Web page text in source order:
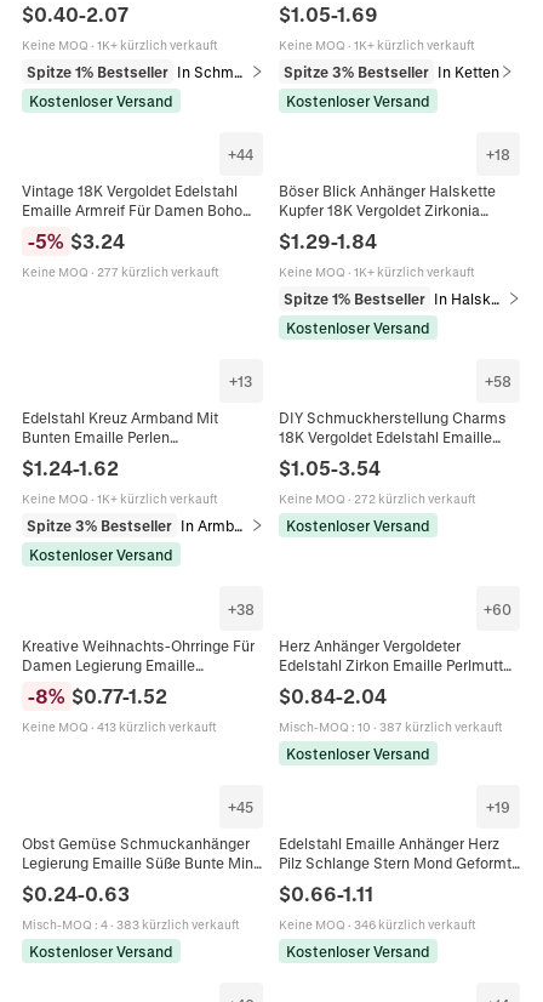
Accessoire
$0.40-2.07
Keine MOQ · 1K+ kürzlich verkauft
Spitze 1% Bestseller
Kostenloser Versand
Halskette Armband
Handgefertigtes Zubehör
$1.05-1.69
Keine MOQ · 1K+ kürzlich verkauft
Spitze 3% Bestseller In Ketten
Kostenloser Versand
+44
Vintage 18K Vergoldet Edelstahl
Emaille Armreif Für Damen Boho
Bunte Bemalte Blumenmuster
Klapparmreif Schmuck
-5% $3.24
Keine MOQ · 277 kürzlich verkauft
+18
Böser Blick Anhänger Halskette
Kupfer 18K Vergoldet Zirkonia
Emaille Böhmischer Ethno
Schmuck Für Damen
$1.29-1.84
Keine MOQ · 1K+ kürzlich verkauft
Spitze 1% Bestseller
In Halsketten
Kostenloser Versand
+13
Edelstahl Kreuz Armband Mit
Bunten Emaille Perlen
Minimalistischer Religiöser
Schmuck Für Frauen Verstellbar
$1.24-1.62
Keine MOQ · 1K+ kürzlich verkauft
Spitze 3% Bestseller
In Armbänder
Kostenloser Versand
+58
DIY Schmuckherstellung Charms
18K Vergoldet Edelstahl Emaille
Kristall Frucht Herz Kreuz
Wasserdicht Hypoallergen
$1.05-3.54
Keine MOQ · 272 kürzlich verkauft
Kostenloser Versand
+38
Kreative Weihnachts-Ohrringe Für
Damen Legierung Emaille
Weihnachtsmann Schneemann
Lebkuchenmann Rentier Festliche
Hängeohrringe Schmuck
-8% $0.77-1.52
Keine MOQ · 413 kürzlich verkauft
+60
Herz Anhänger Vergoldeter
Edelstahl Zirkon Emaille Perlmutt
DIY Schmuckherstellung Basteln
Für Damen
$0.84-2.04
Misch-MOQ : 10 · 387 kürzlich verkauft
Kostenloser Versand
+45
Obst Gemüse Schmuckanhänger
Legierung Emaille Süße Bunte Mini
Anhänger DIY Zubehör Für Ohrringe
Halsketten
$0.24-0.63
Misch-MOQ : 4· 383 kürzlich verkauft
Kostenloser Versand
+19
Edelstahl Emaille Anhänger Herz
Pilz Schlange Stern Mond Geformt
DIY Schmuckherstellung Charms
Für Halsketten Ohrringe
$0.66-1.11
Keine MOQ · 346 kürzlich verkauft
Kostenloser Versand